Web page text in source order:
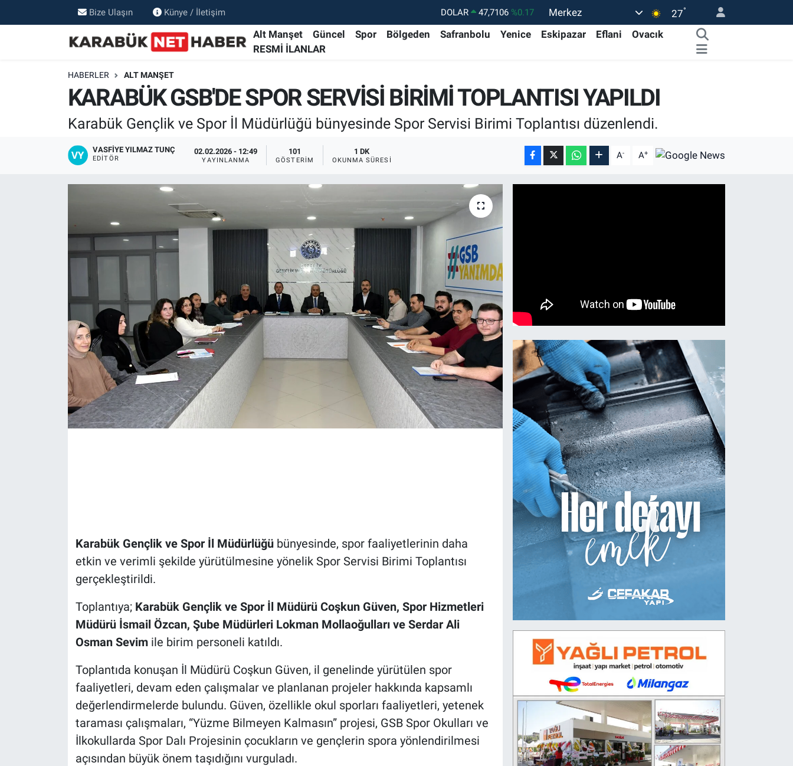
Bize Ulaşın Künye / İletişim DOLAR 47,7106 %0.17
EURO
55,1652 %0.27
BİST100
13.773 %-19
BITCOIN
65.130,04 %1.2
Merkez 27°
Alt Manşet Güncel Spor Bölgeden Safranbolu Yenice Eskipazar Eflani
Ovacık
RESMİ İLANLAR
HABERLER ALT MANŞET
KARABÜK GSB'DE SPOR SERVİSİ BİRİMİ TOPLANTISI YAPILDI
Karabük Gençlik ve Spor İl Müdürlüğü bünyesinde Spor Servisi Birimi Toplantısı düzenlendi.
VASFIYE YILMAZ TUNÇ
EDITÖR
02.02.2026 - 12:49
YAYINLANMA
101
GÖSTERIM
1 DK
OKUNMA SÜRESI A- A+
Karabük Gençlik ve Spor İl Müdürlüğübünyesinde, spor faaliyetlerinin daha
etkin ve verimli şekilde yürütülmesine yönelik Spor Servisi Birimi Toplantısı
gerçekleştirildi.
Toplantıya;Karabük Gençlik ve Spor İl Müdürü Coşkun Güven, Spor Hizmetleri
Müdürü İsmail Özcan, Şube Müdürleri Lokman Mollaoğulları ve Serdar Ali
Osman Sevimile birim personeli katıldı.
Toplantıda konuşan İl Müdürü Coşkun Güven, il genelinde yürütülen spor
faaliyetleri, devam eden çalışmalar ve planlanan projeler hakkında kapsamlı
değerlendirmelerde bulundu. Güven, özellikle okul sporları faaliyetleri, yetenek
taraması çalışmaları, “Yüzme Bilmeyen Kalmasın” projesi, GSB Spor Okulları ve
İlkokullarda Spor Dalı Projesinin çocukların ve gençlerin spora yönlendirilmesi
açısından büyük önem taşıdığını vurguladı.